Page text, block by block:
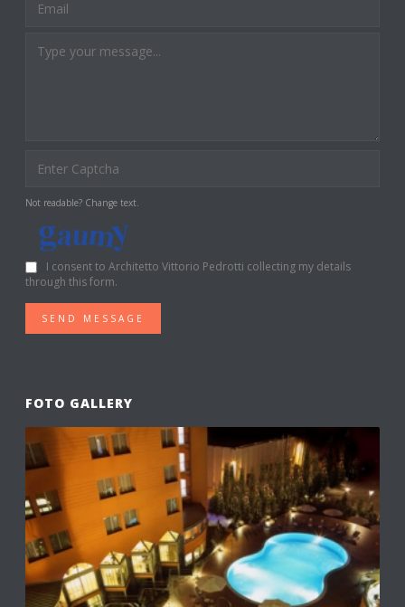
Not readable? Change text.
I consent to Architetto Vittorio Pedrotti collecting my details
through this form.
SEND MESSAGE
FOTO GALLERY